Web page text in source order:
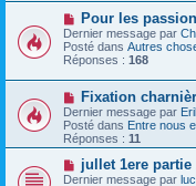
s
a
g
e
a
u
m
e
s
s
a
g
e
N
o
u
v
e
a
u
m
e
s
s
a
g
Pour les
Dernier message par
Posté dans Autres
Réponses : 168
N
o
u
v
e
a
u
Fixation
Dernier message par
Posté dans Entre nous
Réponses : 11
N
o
jullet 1ere partie
Dernier message par